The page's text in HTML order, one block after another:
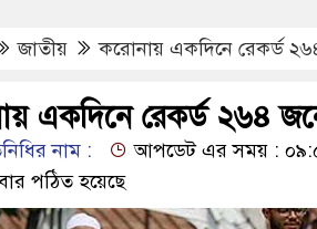
জাতীয় করোনায় একদিনে রেকর্ড
একদিনে রেকর্ড ২৬৪
নাম :
আপডেট এর সময় :
পঠিত হয়েছে